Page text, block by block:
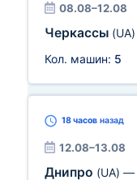
08.08–12.08
Черкассы (UA)
Кол. машин: 5
18 часов назад
12.08–13.08
Днипро (UA) —